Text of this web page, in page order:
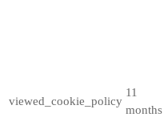
viewed_cookie_policy
11
months